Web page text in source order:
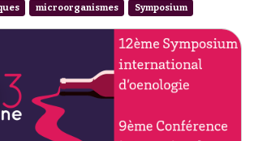
microorganismes Symposium